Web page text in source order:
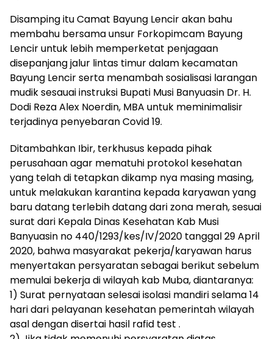
Disamping itu Camat Bayung Lencir akan bahu
membahu bersama unsur Forkopimcam Bayung
Lencir untuk lebih memperketat penjagaan
disepanjang jalur lintas timur dalam kecamatan
Bayung Lencir serta menambah sosialisasi larangan
mudik sesauai instruksi Bupati Musi Banyuasin Dr. H.
Dodi Reza Alex Noerdin, MBA untuk meminimalisir
terjadinya penyebaran Covid 19.
Ditambahkan Ibir, terkhusus kepada pihak
perusahaan agar mematuhi protokol kesehatan
yang telah di tetapkan dikamp nya masing masing,
untuk melakukan karantina kepada karyawan yang
baru datang terlebih datang dari zona merah, sesuai
surat dari Kepala Dinas Kesehatan Kab Musi
Banyuasin no 440/1293/kes/IV/2020 tanggal 29 April
2020, bahwa masyarakat pekerja/karyawan harus
menyertakan persyaratan sebagai berikut sebelum
memulai bekerja di wilayah kab Muba, diantaranya:
1) Surat pernyataan selesai isolasi mandiri selama 14
hari dari pelayanan kesehatan pemerintah wilayah
asal dengan disertai hasil rafid test .